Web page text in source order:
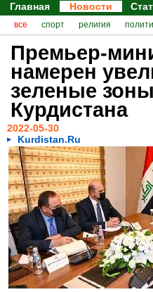
Главная Новости
все спорт религия
Премьер-
намерен
зеленые
Курдистана
2022-05-30
Kurdistan.Ru